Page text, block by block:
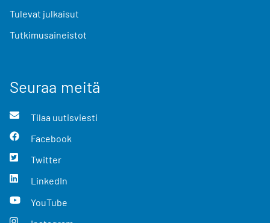
Tulevat julkaisut
Tutkimusaineistot
Seuraa meitä
Tilaa uutisviesti
Facebook
Twitter
LinkedIn
YouTube